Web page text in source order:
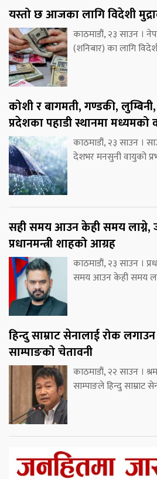
यस्तो छ आजका लागि विदेशी
काठमाडौं, २३ साउन ।
(शनिबार) का लागि
कोशी र बागमती, गण्डकी,
प्रदेशका पहाडी स्थानमा मध्यमको
काठमाडौं, २३ साउन ।
देशभर मनसुनी वायुको
सही समय आउन केही समय लाग्ने,
प्रधानमन्त्री शाहको आग्रह
काठमाडौं, २३ साउन ।
समय आउन केही समय
हिन्दु साम्राट सेनालाई रोक
साम्पाङको चेतावनी
काठमाडौं, २२ साउन ।
साम्पाङले हिन्दु साम्राट